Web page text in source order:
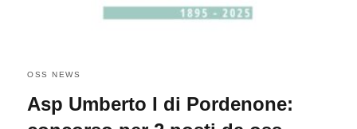
OSS NEWS
Asp Umberto I di Pordenone: